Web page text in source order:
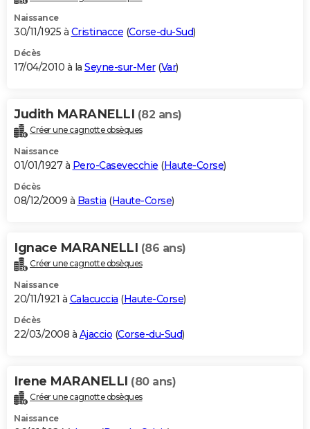
Naissance
30/11/1925 à Cristinacce (Corse-du-Sud)
Décès
17/04/2010 à la Seyne-sur-Mer(Var)
Judith MARANELLI (82 ans)
Créer une cagnotte obsèques
Naissance
01/01/1927 à Pero-Casevecchie (Haute-Corse)
Décès
08/12/2009 à Bastia (Haute-Corse)
Ignace MARANELLI (86 ans)
Créer une cagnotte obsèques
Naissance
20/11/1921 à Calacuccia (Haute-Corse)
Décès
22/03/2008 à Ajaccio (Corse-du-Sud)
Irene MARANELLI (80 ans)
Créer une cagnotte obsèques
Naissance